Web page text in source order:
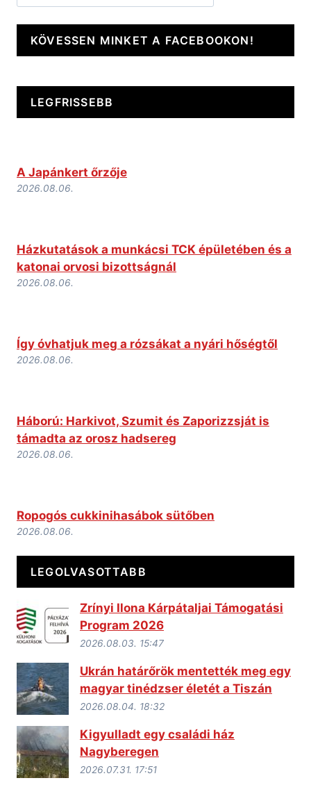
KÖVESSEN MINKET A FACEBOOKON!
LEGFRISSEBB
A Japánkert őrzője
2026.08.06.
Házkutatások a munkácsi TCK épületében és a
katonai orvosi bizottságnál
2026.08.06.
Így óvhatjuk meg a rózsákat a nyári hőségtől
2026.08.06.
Háború: Harkivot, Szumit és Zaporizzsját is
támadta az orosz hadsereg
2026.08.06.
Ropogós cukkinihasábok sütőben
2026.08.06.
LEGOLVASOTTABB
Zrínyi Ilona Kárpátaljai Támogatási
Program 2026
2026.08.03. 15:47
Ukrán határőrök mentették meg egy
magyar tinédzser életét a Tiszán
2026.08.04. 18:32
Kigyulladt egy családi ház
Nagyberegen
2026.07.31. 17:51